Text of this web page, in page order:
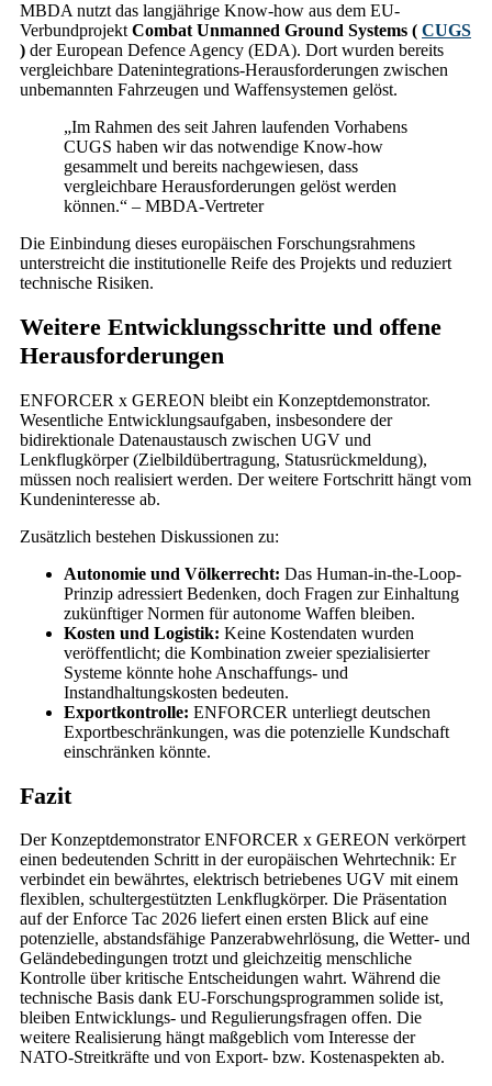
MBDA nutzt das langjährige Know-how aus dem EU-
Verbundprojekt Combat Unmanned Ground Systems ( CUGS
) der European Defence Agency (EDA). Dort wurden bereits
vergleichbare Datenintegrations-Herausforderungen zwischen
unbemannten Fahrzeugen und Waffensystemen gelöst.
„Im Rahmen des seit Jahren laufenden Vorhabens
CUGS haben wir das notwendige Know-how
gesammelt und bereits nachgewiesen, dass
vergleichbare Herausforderungen gelöst werden
können.“ – MBDA-Vertreter
Die Einbindung dieses europäischen Forschungsrahmens
unterstreicht die institutionelle Reife des Projekts und reduziert
technische Risiken.
Weitere Entwicklungsschritte und offene
Herausforderungen
ENFORCER x GEREON bleibt ein Konzeptdemonstrator.
Wesentliche Entwicklungsaufgaben, insbesondere der
bidirektionale Datenaustausch zwischen UGV und
Lenkflugkörper (Zielbildübertragung, Statusrückmeldung),
müssen noch realisiert werden. Der weitere Fortschritt hängt vom
Kundeninteresse ab.
Zusätzlich bestehen Diskussionen zu:
Autonomie und Völkerrecht: Das Human-in-the-Loop-
Prinzip adressiert Bedenken, doch Fragen zur Einhaltung
zukünftiger Normen für autonome Waffen bleiben.
Kosten und Logistik: Keine Kostendaten wurden
veröffentlicht; die Kombination zweier spezialisierter
Systeme könnte hohe Anschaffungs- und
Instandhaltungskosten bedeuten.
Exportkontrolle: ENFORCER unterliegt deutschen
Exportbeschränkungen, was die potenzielle Kundschaft
einschränken könnte.
Fazit
Der Konzeptdemonstrator ENFORCER x GEREON verkörpert
einen bedeutenden Schritt in der europäischen Wehrtechnik: Er
verbindet ein bewährtes, elektrisch betriebenes UGV mit einem
flexiblen, schultergestützten Lenkflugkörper. Die Präsentation
auf der Enforce Tac 2026 liefert einen ersten Blick auf eine
potenzielle, abstandsfähige Panzerabwehrlösung, die Wetter- und
Geländebedingungen trotzt und gleichzeitig menschliche
Kontrolle über kritische Entscheidungen wahrt. Während die
technische Basis dank EU-Forschungsprogrammen solide ist,
bleiben Entwicklungs- und Regulierungsfragen offen. Die
weitere Realisierung hängt maßgeblich vom Interesse der
NATO-Streitkräfte und von Export- bzw. Kostenaspekten ab.